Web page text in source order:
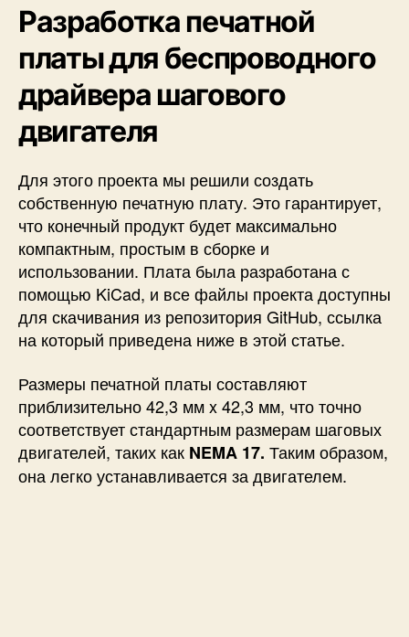
Разработка печатной
платы для беспроводного
драйвера шагового
двигателя
Для этого проекта мы решили создать
собственную печатную плату. Это гарантирует,
что конечный продукт будет максимально
компактным, простым в сборке и
использовании. Плата была разработана с
помощью KiCad, и все файлы проекта доступны
для скачивания из репозитория GitHub, ссылка
на который приведена ниже в этой статье.
Размеры печатной платы составляют
приблизительно42,3 мм x 42,3 мм, что точно
соответствует стандартным размерам шаговых
двигателей, таких как NEMA 17. Таким образом,
она легко устанавливается за двигателем.